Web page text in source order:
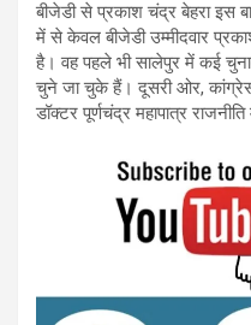
बीजेडी से प्रकाश चंद्र बेहरा इस
में से केवल बीजेडी उम्मीदवार
है। वह पहले भी सालेपुर में कई
चुने जा चुके हैं। दूसरी ओर, कांग्रेस
डॉक्टर पूर्णचंद्र महापात्र